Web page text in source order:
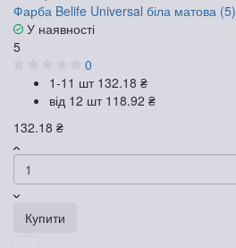
Фарба Belife Universal біла матова (5)
У наявності
5
0
1-11 шт 132.18 ₴
від 12 шт 118.92 ₴
132.18 ₴
Купити